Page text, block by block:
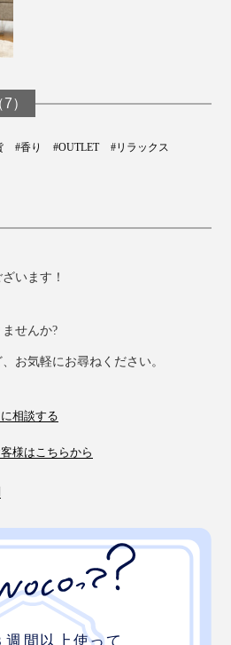
：
スミン：
イトティーに甘いジャスミン
イ
ながら、名残惜しい夏の日を想
&シトラスにベリー、フローラ
）
#香り #OUTLET
#リラックス
います！
せんか?
お気軽にお尋ねください。
相談する
様はこちらから